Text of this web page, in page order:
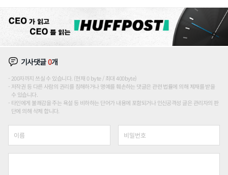
기사댓글0개
200자까지 쓰실 수 있습니다. (현재 0 byte / 최대 400byte)
저작권 등 다른 사람의 권리를 침해하거나 명예를 훼손하는 댓글은 관련 법률에 의해 제재를 받을
수 있습니다.
타인에게 불쾌감을 주는 욕설 등 비하하는 단어가 내용에 포함되거나 인신공격성 글은 관리자의 판
단에 의해 삭제 합니다.